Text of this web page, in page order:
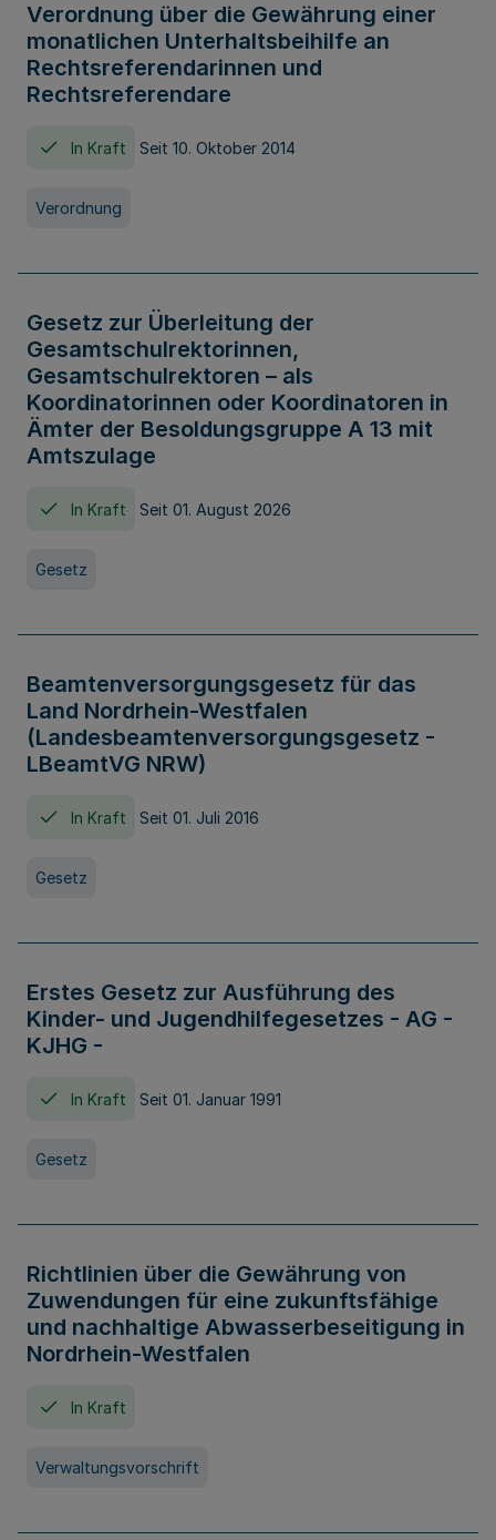
Verordnung über die Gewährung einer
monatlichen Unterhaltsbeihilfe an
Rechtsreferendarinnen und
Rechtsreferendare
In Kraft Seit 10. Oktober 2014
Verordnung
Gesetz zur Überleitung der
Gesamtschulrektorinnen,
Gesamtschulrektoren – als
Koordinatorinnen oder Koordinatoren in
Ämter der Besoldungsgruppe A 13 mit
Amtszulage
In Kraft Seit 01. August 2026
Gesetz
Beamtenversorgungsgesetz für das
Land Nordrhein-Westfalen
(Landesbeamtenversorgungsgesetz -
LBeamtVG NRW)
In Kraft Seit 01. Juli 2016
Gesetz
Erstes Gesetz zur Ausführung des
Kinder- und Jugendhilfegesetzes - AG -
KJHG -
In Kraft Seit 01. Januar 1991
Gesetz
Richtlinien über die Gewährung von
Zuwendungen für eine zukunftsfähige
und nachhaltige Abwasserbeseitigung in
Nordrhein-Westfalen
In Kraft
Verwaltungsvorschrift